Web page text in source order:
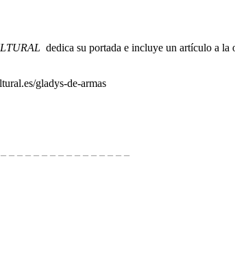
dedica su portada e incluye un artículo a la
gladys-de-armas
– – – – – – – – – – – – – – –